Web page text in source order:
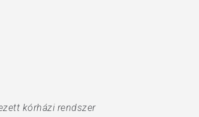
kórházi rendszer